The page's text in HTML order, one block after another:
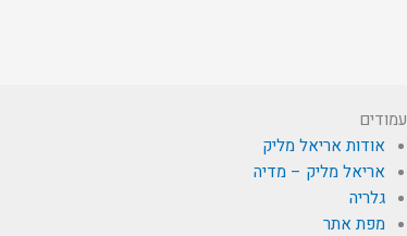
עמודים
אודות אריאל מליק
אריאל מליק – מדיה
גלריה
מפת אתר